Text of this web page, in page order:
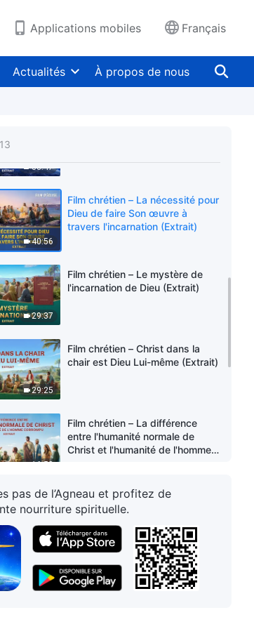
Applications mobiles Français
Actualités À propos de nous
13
incarnations de Dieu ont été
révélés (Extrait)
33:47
40:56
Film chrétien – La nécessité pour
Dieu de faire Son œuvre à
travers l'incarnation (Extrait)
29:37
Film chrétien – Le mystère de
l'incarnation de Dieu (Extrait)
29:25
Film chrétien – Christ dans la
chair est Dieu Lui-même (Extrait)
16:58
Film chrétien – La différence
entre l'humanité normale de
Christ et l'humanité de l'homme
35:11
Film chrétien – Comment
comprendre Dieu incarné ?
(Extrait)
Film chrétien – Comprendre
l'importance de Dieu Se faisant
pas de l’Agneau et profitez de
nourriture spirituelle.